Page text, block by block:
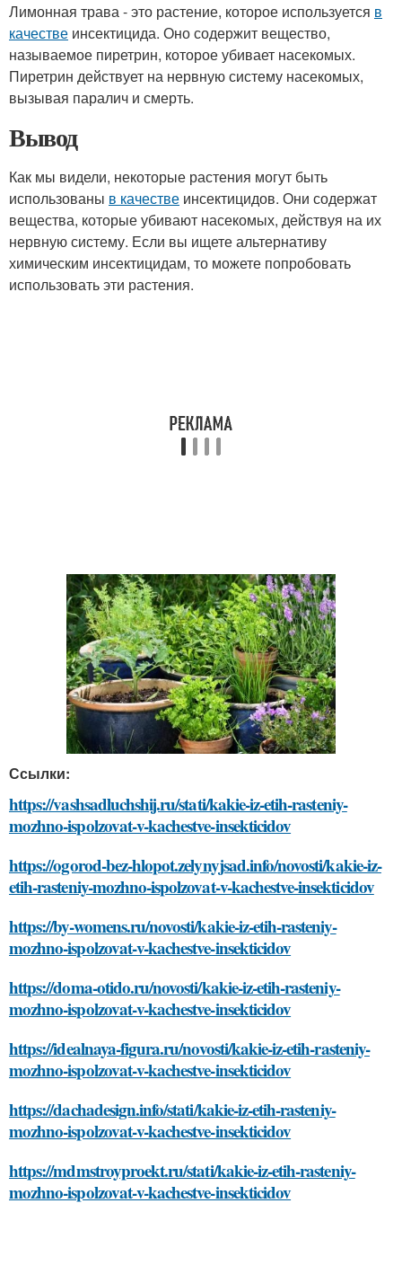
Лимонная трава - это растение, которое используется в
качестве инсектицида. Оно содержит вещество,
называемое пиретрин, которое убивает насекомых.
Пиретрин действует на нервную систему насекомых,
вызывая паралич и смерть.
Вывод
Как мы видели, некоторые растения могут быть
использованы в качестве инсектицидов. Они содержат
вещества, которые убивают насекомых, действуя на их
нервную систему. Если вы ищете альтернативу
химическим инсектицидам, то можете попробовать
использовать эти растения.
Ссылки:
https://vashsadluchshij.ru/stati/kakie-iz-etih-rasteniy-
mozhno-ispolzovat-v-kachestve-insekticidov
https://ogorod-bez-hlopot.zelynyjsad.info/novosti/kakie-iz-
etih-rasteniy-mozhno-ispolzovat-v-kachestve-insekticidov
https://by-womens.ru/novosti/kakie-iz-etih-rasteniy-
mozhno-ispolzovat-v-kachestve-insekticidov
https://doma-otido.ru/novosti/kakie-iz-etih-rasteniy-
mozhno-ispolzovat-v-kachestve-insekticidov
https://idealnaya-figura.ru/novosti/kakie-iz-etih-rasteniy-
mozhno-ispolzovat-v-kachestve-insekticidov
https://dachadesign.info/stati/kakie-iz-etih-rasteniy-
mozhno-ispolzovat-v-kachestve-insekticidov
https://mdmstroyproekt.ru/stati/kakie-iz-etih-rasteniy-
mozhno-ispolzovat-v-kachestve-insekticidov